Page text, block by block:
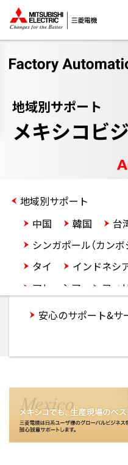
地域別サポート
メキシコビ
地域別サポート
中国
韓国
台
シンガポール（カン
タイ
インドネシ
マレーシア
フィ
メキシコ
アメリカ
安心のサポート&サ